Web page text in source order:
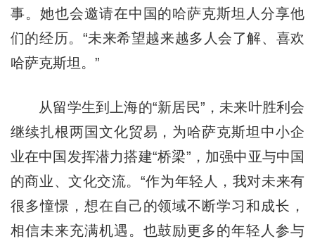
事。她也会邀请在中国的哈萨克斯坦人分享他
们的经历。“未来希望越来越多人会了解、喜欢
哈萨克斯坦。”
从留学生到上海的“新居民”，未来叶胜利会
继续扎根两国文化贸易，为哈萨克斯坦中小企
业在中国发挥潜力搭建“桥梁”，加强中亚与中国
的商业、文化交流。“作为年轻人，我对未来有
很多憧憬，想在自己的领域不断学习和成长，
相信未来充满机遇。也鼓励更多的年轻人参与